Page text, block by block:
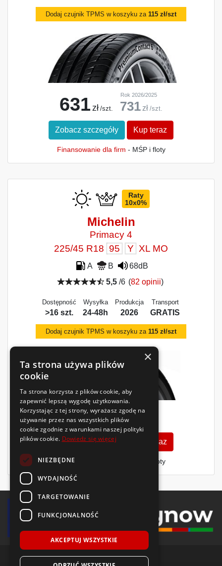
Dodaj czujnik TPMS w koszyku za 115 zł/szt
631 zł /szt.
Rok 2026/2025
731 zł /szt.
Zobacz szczegóły Kup teraz
Finansowanie dla firm - MŚP i floty
Raty
10x0%
Michelin
Primacy 4
225/45 R18 95 Y XL MO
A B
68dB
5,5/6 (82 opinii)
Dostępność
>16 szt.
Wysyłka
24-48h
Produkcja
2026
Transport
GRATIS
Dodaj czujnik TPMS w koszyku za 115 zł/szt
661 zł/szt.
Zobacz szczegóły Kup teraz
Finansowanie dla firm - MŚP i floty
×
Ta strona używa plików
cookie
Ta strona korzysta z plików cookie, aby
zapewnić lepszą wygodę użytkowania.
Korzystając z tej strony, wyrażasz zgodę na
używanie przez nas wszystkich plików
cookie zgodnie z warunkami naszej polityki
plików cookie. Dowiedz się więcej
NIEZBĘDNE
WYDAJNOŚĆ
TARGETOWANIE
FUNKCJONALNOŚĆ
AKCEPTUJ WSZYSTKIE